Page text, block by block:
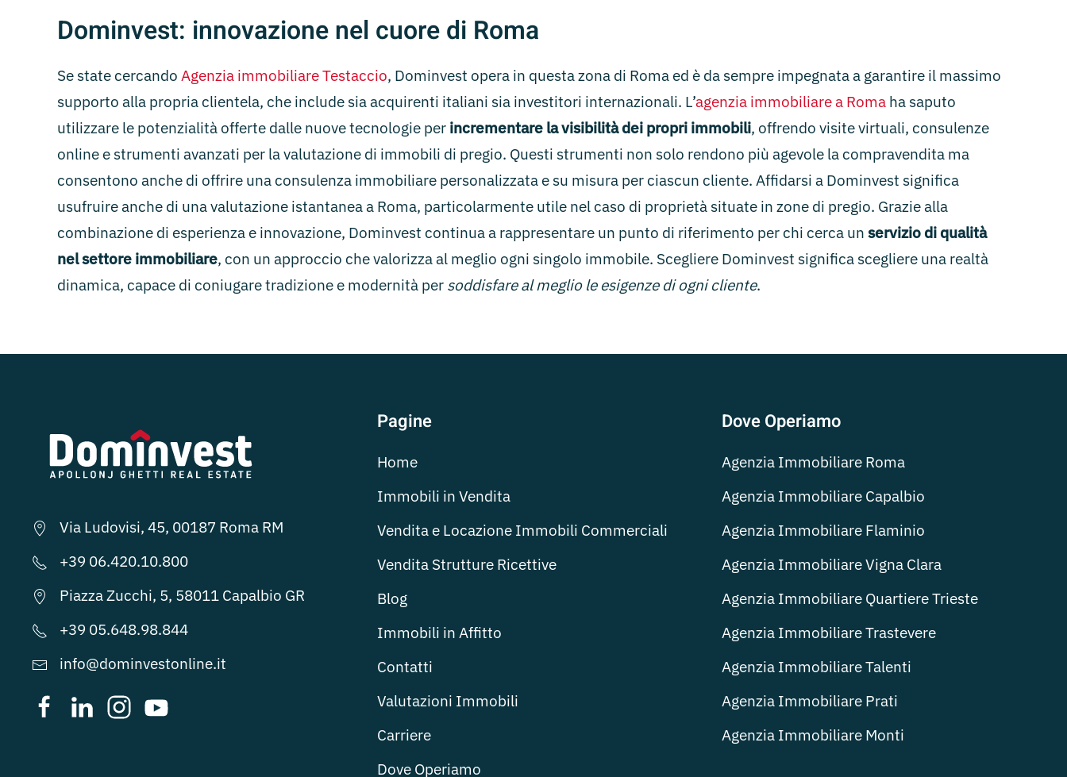
Dominvest: innovazione nel cuore di Roma
Se state cercando Agenzia immobiliare Testaccio, Dominvest opera in questa zona di Roma ed è da sempre impegnata a garantire il massimo
supporto alla propria clientela, che include sia acquirenti italiani sia investitori internazionali. L’agenzia immobiliare a Roma ha saputo
utilizzare le potenzialità offerte dalle nuove tecnologie per incrementare la visibilità dei propri immobili, offrendo visite virtuali, consulenze
online e strumenti avanzati per la valutazione di immobili di pregio. Questi strumenti non solo rendono più agevole la compravendita ma
consentono anche di offrire una consulenza immobiliare personalizzata e su misura per ciascun cliente. Affidarsi a Dominvest significa
usufruire anche di una valutazione istantanea a Roma, particolarmente utile nel caso di proprietà situate in zone di pregio. Grazie alla
combinazione di esperienza e innovazione, Dominvest continua a rappresentare un punto di riferimento per chi cerca un servizio di qualità
nel settore immobiliare, con un approccio che valorizza al meglio ogni singolo immobile. Scegliere Dominvest significa scegliere una realtà
dinamica, capace di coniugare tradizione e modernità per soddisfare al meglio le esigenze di ogni cliente.
Via Ludovisi, 45, 00187 Roma RM
+39 06.420.10.800
Piazza Zucchi, 5, 58011 Capalbio GR
+39 05.648.98.844
info@dominvestonline.it
Pagine
Home
Immobili in Vendita
Vendita e Locazione Immobili Commerciali
Vendita Strutture Ricettive
Blog
Immobili in Affitto
Contatti
Valutazioni Immobili
Carriere
Dove Operiamo
Dove Operiamo
Agenzia Immobiliare Roma
Agenzia Immobiliare Capalbio
Agenzia Immobiliare Flaminio
Agenzia Immobiliare Vigna Clara
Agenzia Immobiliare Quartiere Trieste
Agenzia Immobiliare Trastevere
Agenzia Immobiliare Talenti
Agenzia Immobiliare Prati
Agenzia Immobiliare Monti